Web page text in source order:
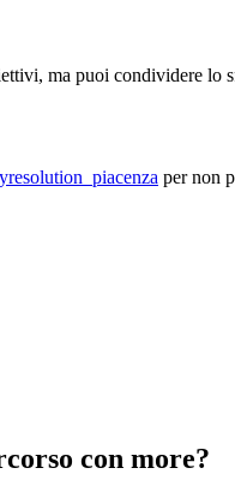
ma puoi condividere lo
per non
con more?